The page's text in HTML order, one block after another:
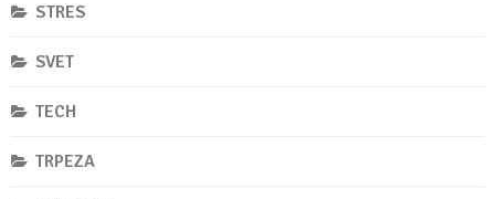
STRES
SVET
TECH
TRPEZA